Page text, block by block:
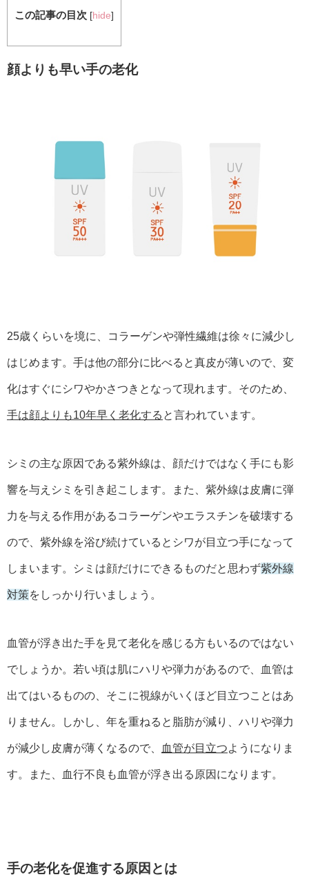
この記事の目次 [hide]
顔よりも早い手の老化
25歳くらいを境に、コラーゲンや弾性繊維は徐々に減少し
はじめます。手は他の部分に比べると真皮が薄いので、変
化はすぐにシワやかさつきとなって現れます。そのため、
手は顔よりも10年早く老化する と言われています。
シミの主な原因である紫外線は、顔だけではなく手にも影
響を与えシミを引き起こします。また、紫外線は皮膚に弾
力を与える作用があるコラーゲンやエラスチンを破壊する
ので、紫外線を浴び続けているとシワが目立つ手になって
しまいます。シミは顔だけにできるものだと思わず紫外線
対策をしっかり行いましょう。
血管が浮き出た手を見て老化を感じる方もいるのではない
でしょうか。若い頃は肌にハリや弾力があるので、血管は
出てはいるものの、そこに視線がいくほど目立つことはあ
りません。しかし、年を重ねると脂肪が減り、ハリや弾力
が減少し皮膚が薄くなるので、 血管が目立つようになりま
す。また、血行不良も血管が浮き出る原因になります。
手の老化を促進する原因とは